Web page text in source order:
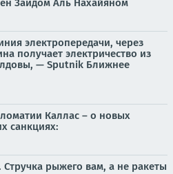
Заидом Аль Нахайяном
электропередачи, через
получает электричество из
— Sputnik Ближнее
Каллас – о новых
санкциях:
рыжего вам, а не ракеты